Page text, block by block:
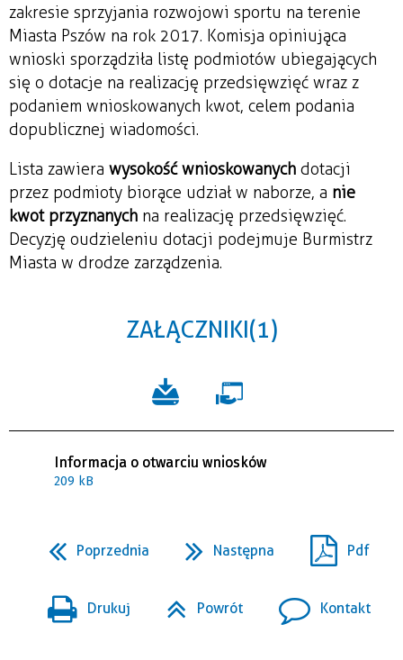
zakresie sprzyjania rozwojowi sportu na terenie
Miasta Pszów na rok 2017. Komisja opiniująca
wnioski sporządziła listę podmiotów ubiegających
się o dotacje na realizację przedsięwzięć wraz z
podaniem wnioskowanych kwot, celem podania
do publicznej wiadomości.
Lista zawiera wysokość wnioskowanych dotacji
przez podmioty biorące udział w naborze, a nie
kwot przyznanych na realizację przedsięwzięć.
Decyzję o udzieleniu dotacji podejmuje Burmistrz
Miasta w drodze zarządzenia.
ZAŁĄCZNIKI (1)
Informacja o otwarciu wniosków
209 kB
Poprzednia Następna Pdf
Drukuj Powrót Kontakt